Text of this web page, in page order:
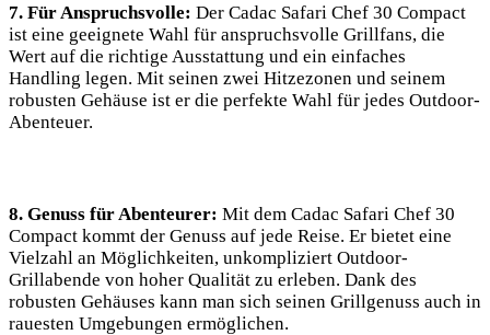
7.⁢ Für Anspruchsvolle: Der Cadac Safari Chef ‍30 Compact
ist eine geeignete Wahl für anspruchsvolle Grillfans, die
Wert auf die richtige⁢ Ausstattung und ein einfaches
Handling legen. Mit seinen zwei Hitzezonen und seinem
robusten Gehäuse ist er ‍die perfekte Wahl für jedes Outdoor-
Abenteuer.⁣
8. Genuss ‌für Abenteurer: Mit dem Cadac Safari ‍Chef 30
Compact kommt der Genuss auf jede Reise. Er bietet eine
Vielzahl an​ Möglichkeiten, unkompliziert Outdoor-
Grillabende⁤ von hoher Qualität ​zu erleben. ‌Dank des
robusten Gehäuses kann man sich seinen Grillgenuss auch in
rauesten Umgebungen ermöglichen.